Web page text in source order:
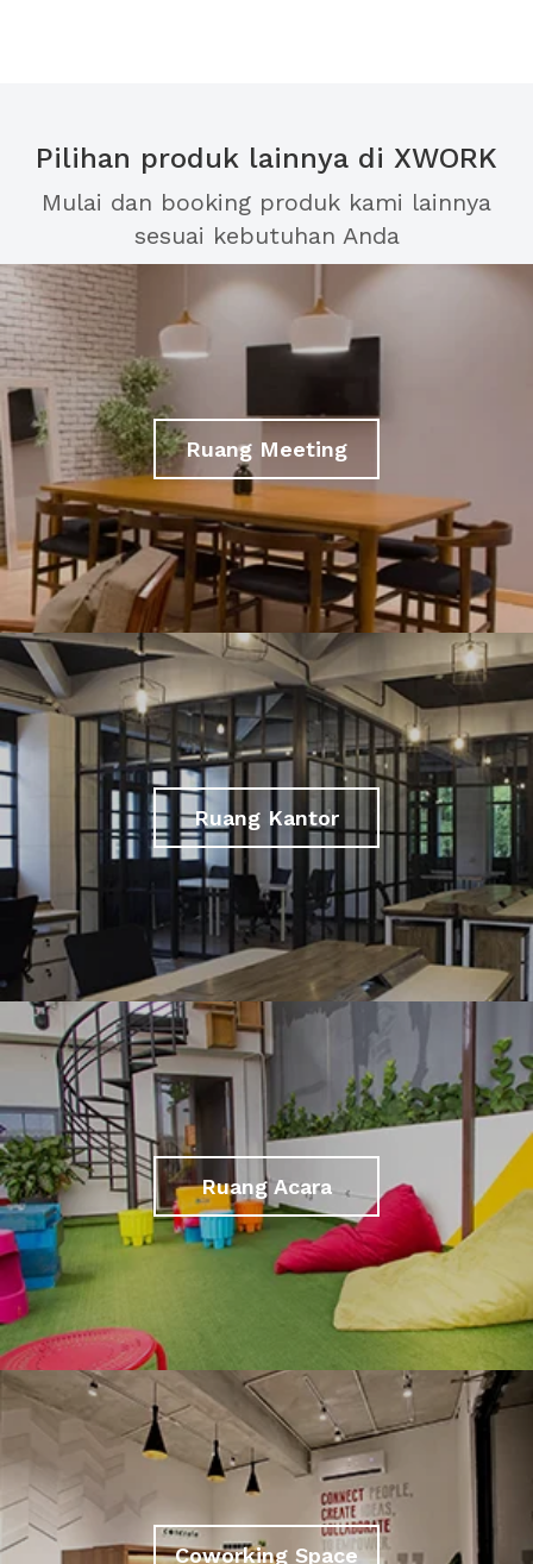
Pilihan produk lainnya di XWORK
Mulai dan booking produk kami lainnya
sesuai kebutuhan Anda
Ruang Meeting
Ruang Kantor
Ruang Acara
Coworking Space